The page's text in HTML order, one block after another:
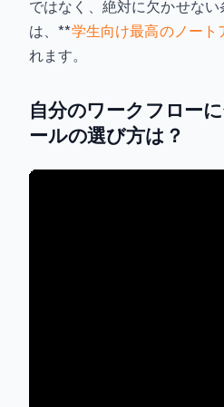
ではなく、絶対に欠かせな
は、**学生向け最高のノート
れます。
自分のワークフロー
ールの選び方は？